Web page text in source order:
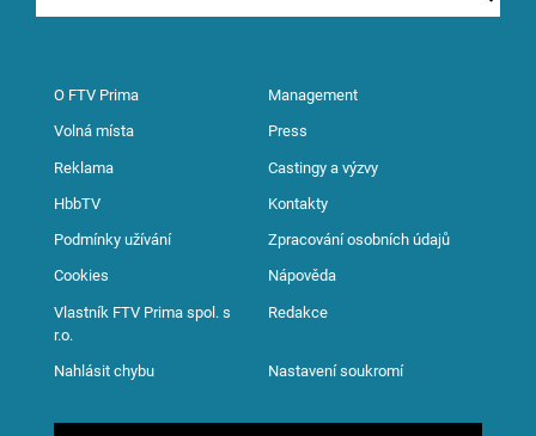
O FTV Prima Management
Volná místa Press
Reklama Castingy a výzvy
HbbTV Kontakty
Podmínky užívání Zpracování osobních údajů
Cookies Nápověda
Vlastník FTV Prima spol. s
r.o.
Redakce
Nahlásit chybu Nastavení soukromí